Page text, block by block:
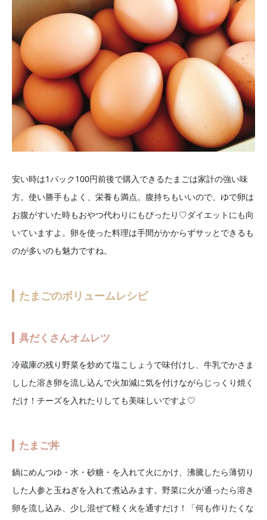
安い時は1パック100円前後で購入できるたまごは家計の強い味
方。使い勝手もよく、栄養も満点。腹持ちもいいので、ゆで卵は
お腹がすいた時もおやつ代わりにもぴったり♡ダイエットにも向
いていますよ。卵を使った料理は手間がかからずサッとできるも
のが多いのも魅力ですね。
たまごのボリュームレシピ
具だくさんオムレツ
冷蔵庫の残り野菜を炒めて塩こしょうで味付けし、牛乳でかさま
しした溶き卵を流し込んで火加減に気を付けながらじっくり焼く
だけ！チーズを入れたりしても美味しいですよ♡
たまご丼
鍋にめんつゆ・水・砂糖・を入れて火にかけ、沸騰したら薄切り
した人参と玉ねぎを入れて煮込みます。野菜に火が通ったら溶き
卵を流し込み、少し混ぜて軽く火を通すだけ！「何も作りたくな